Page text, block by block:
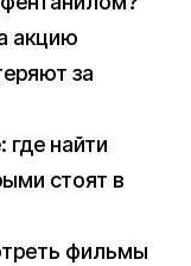
акцию
за
найти
стоят в
фильмы